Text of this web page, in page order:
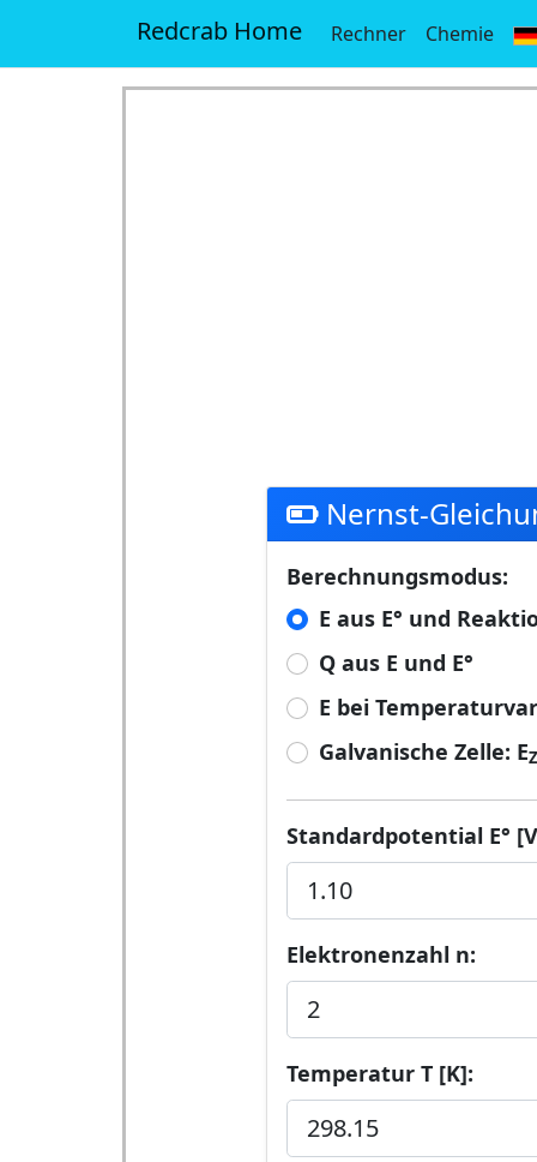
Redcrab Home Rechner Chemie
Nernst-
Berechnungsmodus:
E aus E° und
Q aus E und E°
E bei
Galvanische Zelle: E
Standardpotential E°
Elektronenzahl n:
Temperatur T [K]: